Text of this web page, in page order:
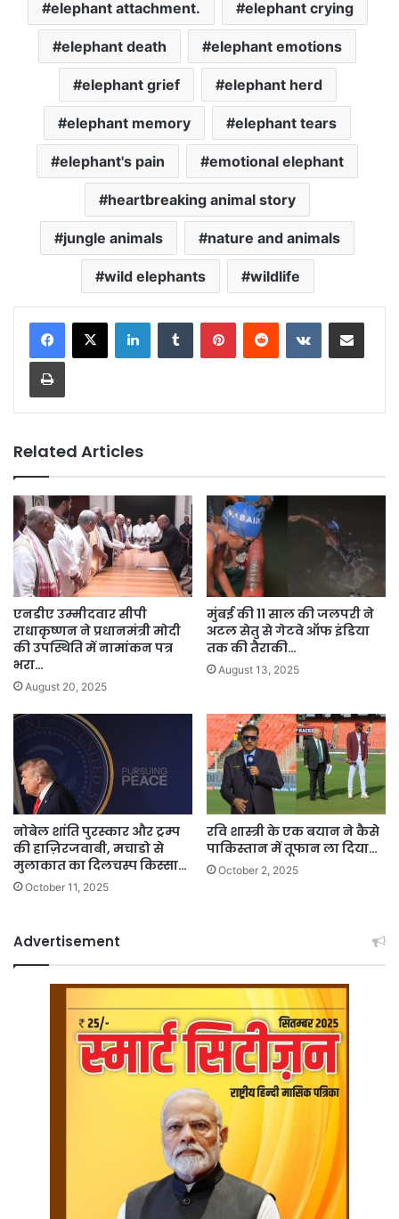
elephant attachment. elephant crying
elephant death elephant emotions
elephant grief elephant herd
elephant memory elephant tears
elephant's pain emotional elephant
heartbreaking animal story
jungle animals nature and animals
wild elephants wildlife
LinkedInTumblr PinterestReddit VKontakteShare via Email
Print
Related Articles
एनडीए उम्मीदवार सीपी
राधाकृष्णन ने प्रधानमंत्री मोदी
की उपस्थिति में नामांकन पत्र
भरा…
August 20, 2025
मुंबई की 11 साल की जलपरी ने
अटल सेतु से गेटवे ऑफ इंडिया
तक की तैराकी…
August 13, 2025
नोबेल शांति पुरस्कार और ट्रम्प
की हाज़िरजवाबी, मचाडो से
मुलाकात का दिलचस्प किस्सा…
October 11, 2025
रवि शास्त्री के एक बयान ने कैसे
पाकिस्तान में तूफान ला दिया…
October 2, 2025
Advertisement